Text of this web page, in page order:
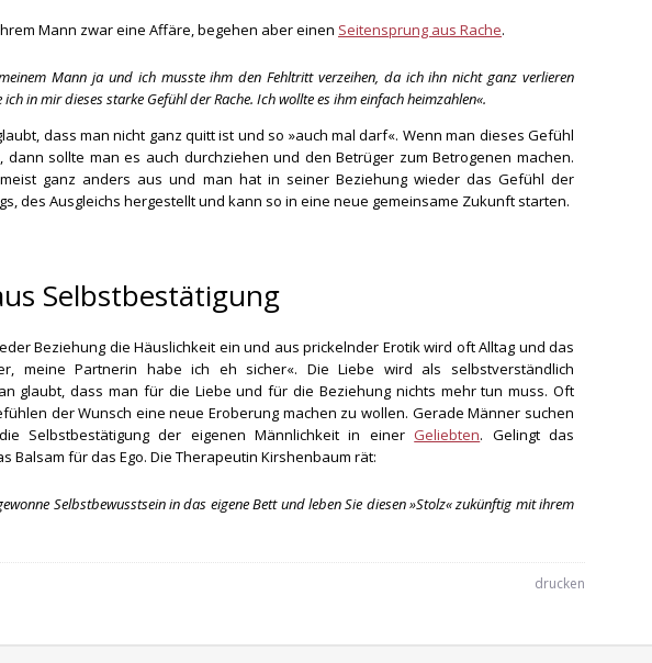
Mann zwar eine Affäre, begehen aber einen Seitensprung aus Rache.
Mann ja und ich musste ihm den Fehltritt verzeihen, da ich ihn nicht ganz verlieren
in mir dieses starke Gefühl der Rache. Ich wollte es ihm einfach heimzahlen«.
dass man nicht ganz quitt ist und so »auch mal darf«. Wenn man dieses Gefühl
dann sollte man es auch durchziehen und den Betrüger zum Betrogenen machen.
ganz anders aus und man hat in seiner Beziehung wieder das Gefühl der
des Ausgleichs hergestellt und kann so in eine neue gemeinsame Zukunft starten.
Selbstbestätigung
Beziehung die Häuslichkeit ein und aus prickelnder Erotik wird oft Alltag und das
meine Partnerin habe ich eh sicher«. Die Liebe wird als selbstverständlich
glaubt, dass man für die Liebe und für die Beziehung nichts mehr tun muss. Oft
der Wunsch eine neue Eroberung machen zu wollen. Gerade Männer suchen
Selbstbestätigung der eigenen Männlichkeit in einer Geliebten. Gelingt das
Balsam für das Ego. Die Therapeutin Kirshenbaum rät:
Selbstbewusstsein in das eigene Bett und leben Sie diesen »Stolz« zukünftig mit ihrem
drucken